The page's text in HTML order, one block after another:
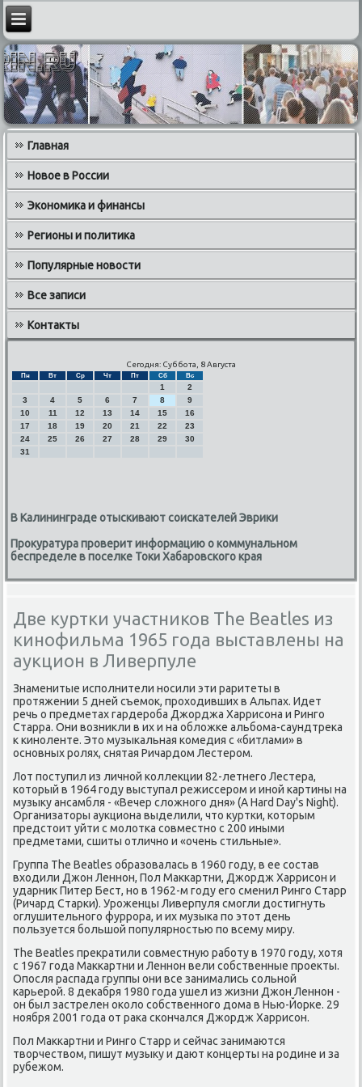
Главная
Новое в России
Экономика и финансы
Регионы и политика
Популярные новости
Все записи
Контакты
Сегодня: Суббота, 8 Августа
Пн Вт Ср Чт Пт Сб Вс
1
2
3
4 5 6 7 8
9
10
11 12 13 14 15
16
17
18 19 20 21 22
23
24
25 26 27 28 29
30
31
В Калининграде отыскивают соискателей Эврики
Прокуратура проверит информацию о коммунальном
беспределе в поселке Токи Хабаровского края
Две куртки участников The Beatles из
кинофильма 1965 года выставлены на
аукцион в Ливерпуле
Знаменитые исполнители носили эти раритеты в
протяжении 5 дней съемок, проходивших в Альпах. Идет
речь о предметах гардероба Джорджа Харрисона и Ринго
Старра. Они возникли в их и на обложке альбома-саундтрека
к киноленте. Это музыкальная комедия с «битлами» в
основных ролях, снятая Ричардом Лестером.
Лот поступил из личной коллекции 82-летнего Лестера,
который в 1964 году выступал режиссером и иной картины на
музыку ансамбля - «Вечер сложного дня» (A Hard Day's Night).
Организаторы аукциона выделили, что куртки, которым
предстоит уйти с молотка совместно с 200 иными
предметами, сшиты отлично и «очень стильные».
Группа The Beatles образовалась в 1960 году, в ее состав
входили Джон Леннон, Пол Маккартни, Джордж Харрисон и
ударник Питер Бест, но в 1962-м году его сменил Ринго Старр
(Ричард Старки). Уроженцы Ливерпуля смогли достигнуть
оглушительного фуррора, и их музыка по этот день
пользуется большой популярностью по всему миру.
The Beatles прекратили совместную работу в 1970 году, хотя
с 1967 года Маккартни и Леннон вели собственные проекты.
Опосля распада группы они все занимались сольной
карьерой. 8 декабря 1980 года ушел из жизни Джон Леннон -
он был застрелен около собственного дома в Нью-Йорке. 29
ноября 2001 года от рака скончался Джордж Харрисон.
Пол Маккартни и Ринго Старр и сейчас занимаются
творчеством, пишут музыку и дают концерты на родине и за
рубежом.